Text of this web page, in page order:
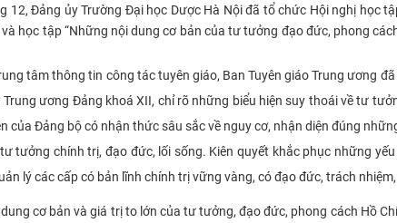
12, Đảng ủy Trường Đại học Dược Hà Nội đã tổ chức Hội nghị học
và học tập“Những nội dung cơ bản của tư tưởng đạo đức, phong
tâm thông tin công tác tuyên giáo, Ban Tuyên giáo Trung ương
ương Đảng khoá XII, chỉ rõ những biểu hiện suy thoái về tư
của Đảng bộ cónhận thức sâu sắc về nguy cơ, nhận diện đúng
tưởng chính trị, đạo đức, lối sống. Kiên quyết khắc phục những
lý các cấp có bản lĩnh chính trị vững vàng, có đạo đức, trách
cơ bản và giá trị to lớn của tư tưởng, đạo đức, phong cách Hồ